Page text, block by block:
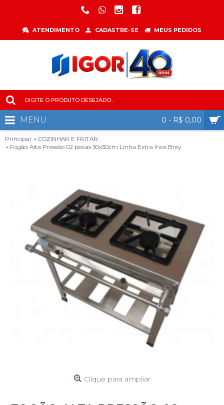
ATENDIMENTO CADASTRE-SE MEUS PEDIDOS
0 - R$ 0,00
MENU
Principal
COZINHAR E FRITAR
Fogão Alta Pressão 02 bocas 30x30cm Linha Extra Inox Brey
Clique para ampliar